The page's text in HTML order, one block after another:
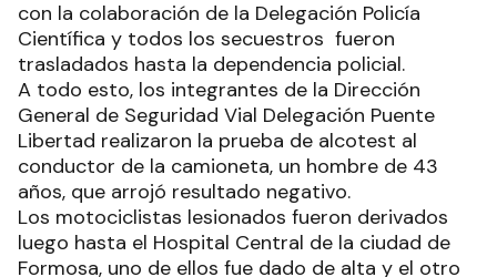
con la colaboración de la Delegación Policía
Científica y todos los secuestros fueron
trasladados hasta la dependencia policial.
A todo esto, los integrantes de la Dirección
General de Seguridad Vial Delegación Puente
Libertad realizaron la prueba de alcotest al
conductor de la camioneta, un hombre de 43
años, que arrojó resultado negativo.
Los motociclistas lesionados fueron derivados
luego hasta el Hospital Central de la ciudad de
Formosa, uno de ellos fue dado de alta y el otro